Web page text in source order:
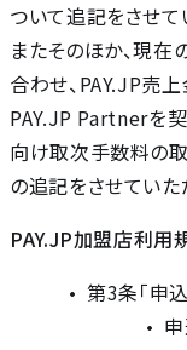
ついて追記をさせて
またそのほか、現
合わせ、PAY.JP売
PAY.JP Partnerを
向け取次手数料の
の追記をさせていた
PAY.JP加盟店利用
第3条「申